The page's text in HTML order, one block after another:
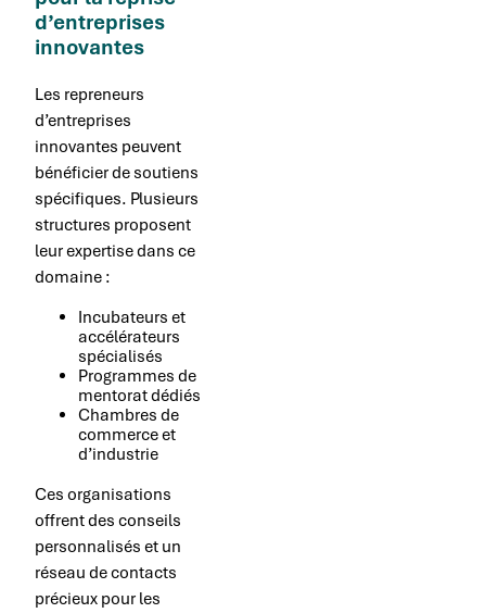
d’entreprises
innovantes
Les repreneurs
d’entreprises
innovantes peuvent
bénéficier de soutiens
spécifiques. Plusieurs
structures proposent
leur expertise dans ce
domaine :
Incubateurs et
accélérateurs
spécialisés
Programmes de
mentorat dédiés
Chambres de
commerce et
d’industrie
Ces organisations
offrent des conseils
personnalisés et un
réseau de contacts
précieux pour les